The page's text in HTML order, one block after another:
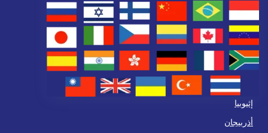
إثيوبيا
أذربيجان